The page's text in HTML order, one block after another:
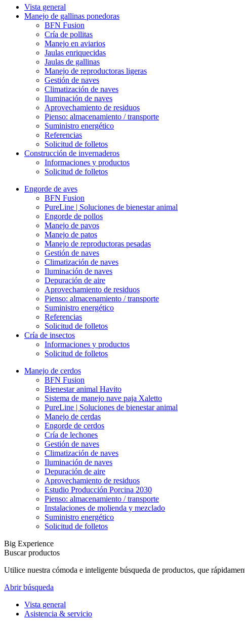
Vista general
Manejo de gallinas ponedoras
BFN Fusion
Cría de pollitas
Manejo en aviarios
Jaulas enriquecidas
Jaulas de gallinas
Manejo de reproductoras ligeras
Gestión de naves
Climatización de naves
Iluminación de naves
Aprovechamiento de residuos
Pienso: almacenamiento / transporte
Suministro energético
Referencias
Solicitud de folletos
Construcción de invernaderos
Informaciones y productos
Solicitud de folletos
Engorde de aves
BFN Fusion
PureLine | Soluciones de bienestar animal
Engorde de pollos
Manejo de pavos
Manejo de patos
Manejo de reproductoras pesadas
Gestión de naves
Climatización de naves
Iluminación de naves
Depuración de aire
Aprovechamiento de residuos
Pienso: almacenamiento / transporte
Suministro energético
Referencias
Solicitud de folletos
Cría de insectos
Informaciones y productos
Solicitud de folletos
Manejo de cerdos
BFN Fusion
Bienestar animal Havito
Sistema de manejo nave paja Xaletto
PureLine | Soluciones de bienestar animal
Manejo de cerdas
Engorde de cerdos
Cría de lechones
Gestión de naves
Climatización de naves
Iluminación de naves
Depuración de aire
Aprovechamiento de residuos
Estudio Producción Porcina 2030
Pienso: almacenamiento / transporte
Instalaciones de molienda y mezclado
Suministro energético
Solicitud de folletos
Big Experience
Buscar productos
Utilice nuestra cómoda e inteligente búsqueda de productos, que
Abrir búsqueda
Vista general
Asistencia & servicio